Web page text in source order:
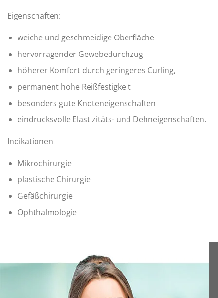
Eigenschaften:
weiche und geschmeidige Oberfläche
hervorragender Gewebedurchzug
höherer Komfort durch geringeres Curling,
permanent hohe Reißfestigkeit
besonders gute Knoteneigenschaften
eindrucksvolle Elastizitäts- und Dehneigenschaften.
Indikationen:
Mikrochirurgie
plastische Chirurgie
Gefäßchirurgie
Ophthalmologie